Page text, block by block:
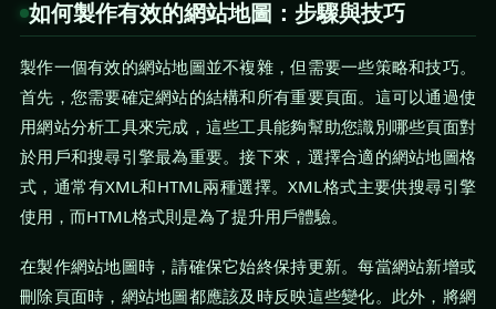
如何製作有效的網站地圖：步驟與技巧
製作一個有效的網站地圖並不複雜，但需要一些策略和技巧。
首先，您需要確定網站的結構和所有重要頁面。這可以通過使
用網站分析工具來完成，這些工具能夠幫助您識別哪些頁面對
於用戶和搜尋引擎最為重要。接下來，選擇合適的網站地圖格
式，通常有XML和HTML兩種選擇。XML格式主要供搜尋引擎
使用，而HTML格式則是為了提升用戶體驗。
在製作網站地圖時，請確保它始終保持更新。每當網站新增或
刪除頁面時，網站地圖都應該及時反映這些變化。此外，將網